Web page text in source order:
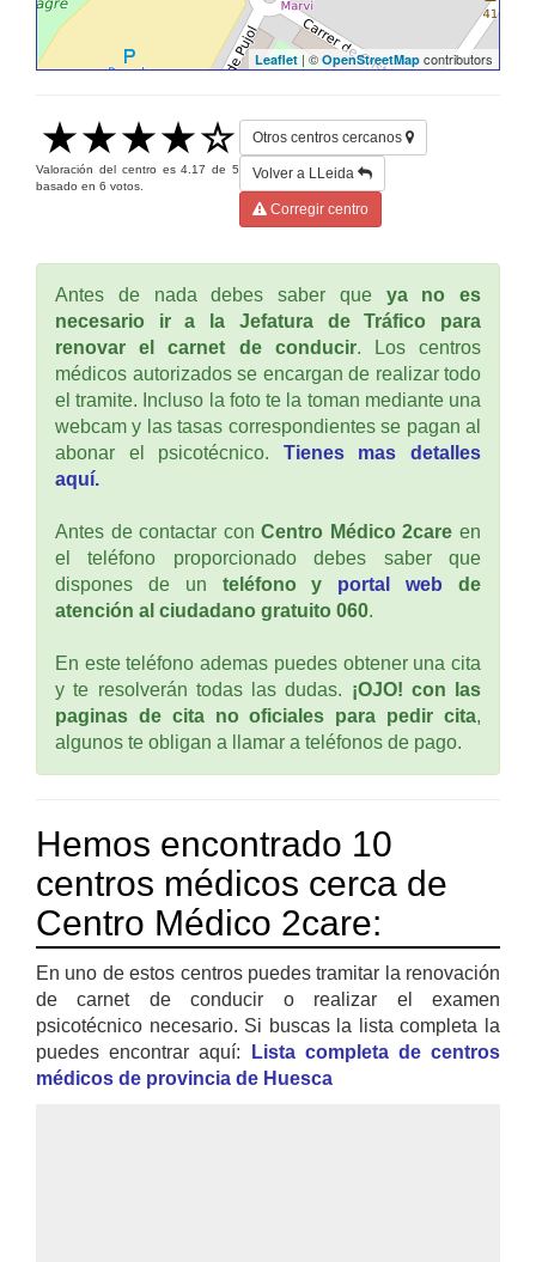
Leaflet | © OpenStreetMap contributors
Valoración del centro es4.17 de5
basado en 6 votos.
Otros centros cercanos
Volver a LLeida
Corregir centro
Antes de nada debes saber que ya no es
necesario ir a la Jefatura de Tráfico para
renovar el carnet de conducir. Los centros
médicos autorizados se encargan de realizar todo
el tramite. Incluso la foto te la toman mediante una
webcam y las tasas correspondientes se pagan al
abonar el psicotécnico. Tienes mas detalles
aquí.
Antes de contactar conCentro Médico 2care en
el teléfono proporcionado debes saber que
dispones de un teléfono y portal web de
atención al ciudadano gratuito 060.
En este teléfono ademas puedes obtener una cita
y te resolverán todas las dudas. ¡OJO! con las
paginas de cita no oficiales para pedir cita,
algunos te obligan a llamar a teléfonos de pago.
Hemos encontrado 10
centros médicos cerca de
Centro Médico 2care:
En uno de estos centros puedes tramitar la renovación
de carnet de conducir o realizar el examen
psicotécnico necesario. Si buscas la lista completa la
puedes encontrar aquí:
Lista completa de centros
médicos de provincia de Huesca